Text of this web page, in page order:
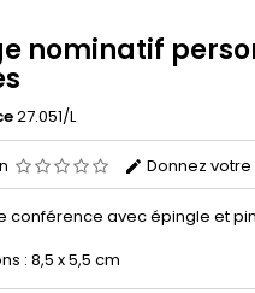
nominatif
27.051/L
Donnez votre
conférence avec épingle et
: 8,5 x 5,5 cm